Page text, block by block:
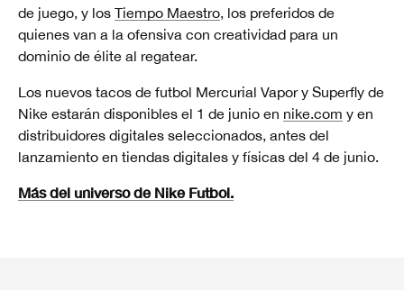
de juego, y los Tiempo Maestro, los preferidos de
quienes van a la ofensiva con creatividad para un
dominio de élite al regatear.
Los nuevos tacos de futbol Mercurial Vapor y Superfly de
Nike estarán disponibles el 1 de junio en nike.com y en
distribuidores digitales seleccionados, antes del
lanzamiento en tiendas digitales y físicas del 4 de junio.
Más del universo de Nike Futbol.